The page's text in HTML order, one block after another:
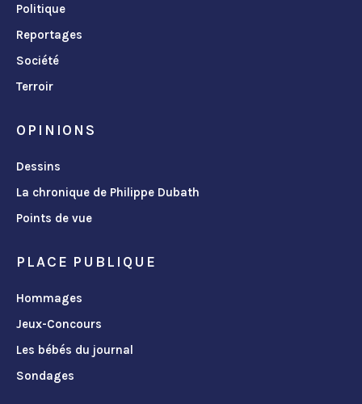
Politique
Reportages
Société
Terroir
OPINIONS
Dessins
La chronique de Philippe Dubath
Points de vue
PLACE PUBLIQUE
Hommages
Jeux-Concours
Les bébés du journal
Sondages